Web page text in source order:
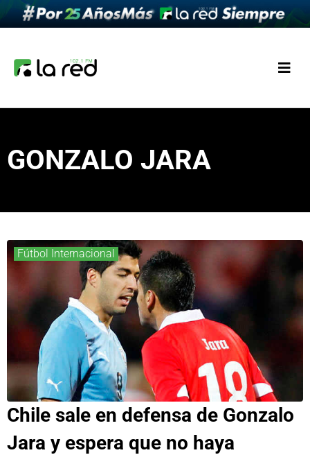
GONZALO JARA
Fútbol Internacional
Chile sale en defensa de Gonzalo
Jara y espera que no haya